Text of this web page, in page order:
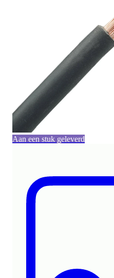
Aan een stuk geleverd